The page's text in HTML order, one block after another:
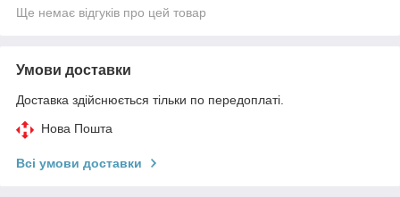
Ще немає відгуків про цей товар
Умови доставки
Доставка здійснюється тільки по передоплаті.
Нова Пошта
Всі умови доставки